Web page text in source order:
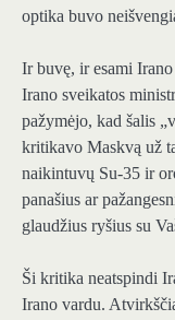
optika buvo
Ir buvę, ir esami
Irano sveikatos
pažymėjo, kad šalis
kritikavo Maskvą už
naikintuvų Su-35 ir
panašius ar
glaudžius ryšius su
Ši kritika neatspindi
Irano vardu.